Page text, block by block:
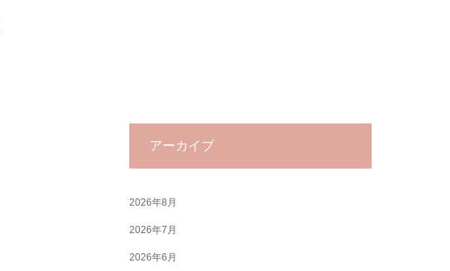
アーカイブ
2026年8月
2026年7月
2026年6月